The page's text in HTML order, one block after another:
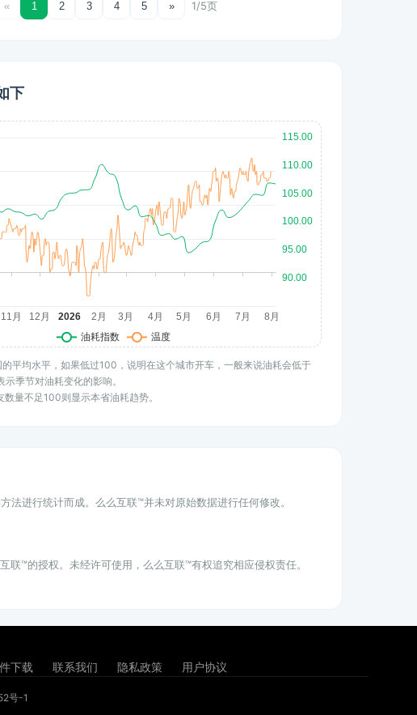
« 1 2 3 4 5 » 1/5页
下
平均水平，如果低过100，说明在这个城市开车，一般来说油耗会低于
季节对油耗变化的影响。
量不足100则显示本省油耗趋势。
进行统计而成。么么互联™并未对原始数据进行任何修改。
™的授权。未经许可使用，么么互联™有权追究相应侵权责任。
下载 联系我们 隐私政策 用户协议
号-1